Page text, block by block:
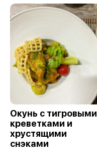
Окунь с тигровыми
креветками и
хрустящими
снэками